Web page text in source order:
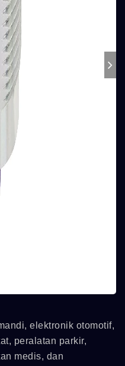
elektronik otomotif,
peralatan parkir,
medis, dan